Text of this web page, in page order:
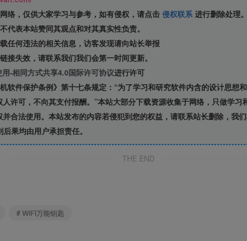
络，仅供大家学习与参考，如有侵权，请点击 侵权联系 进行删除处理。
代表本站赞同其观点和对其真实性负责。
任何违法的相关信息，访客发现请向站长举报
接失效，请联系我们我们会第一时间更新。
-相同方式共享4.0国际许可协议进行许可
软件保护条例》第十七条规定：“为了学习和研究软件内含的设计思想
许可，不向其支付报酬。”本站大部分下载资源收集于网络，只做学
合法使用。本站发布的内容若侵犯到您的权益，请联系站长删除，我
果均由用户承担责任。
THE END
# WIFI万能钥匙